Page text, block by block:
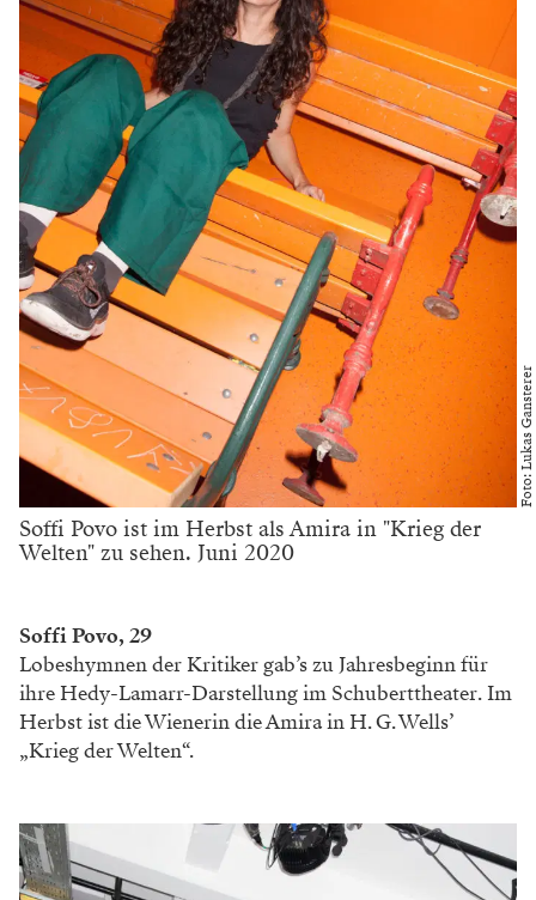
Foto: Lukas Gansterer
Soffi Povo ist im Herbst als Amira in "Krieg der
Welten" zu sehen. Juni 2020
Soffi Povo, 29
Lobeshymnen der Kritiker gab’s zu Jahres­beginn für
ihre Hedy-Lamarr-Darstellung im Schuberttheater. Im
Herbst ist die Wienerin die Amira in H. G. Wells’
„Krieg der Welten“.